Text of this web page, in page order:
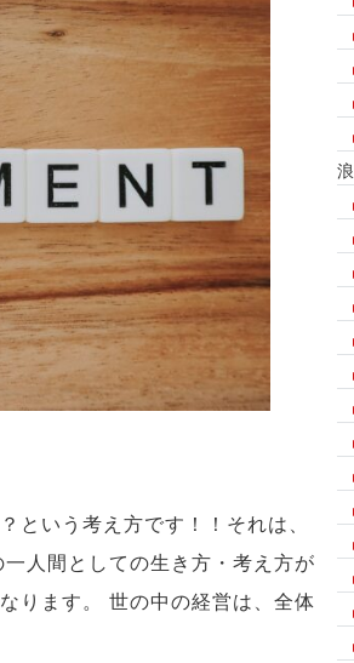
という考え方です！！それは、
人間としての生き方・考え方が
ります。 世の中の経営は、全体